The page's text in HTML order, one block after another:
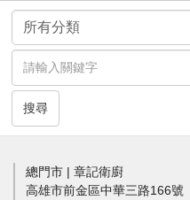
搜尋
總門市 | 章記衛廚
高雄市前金區中華三路166號